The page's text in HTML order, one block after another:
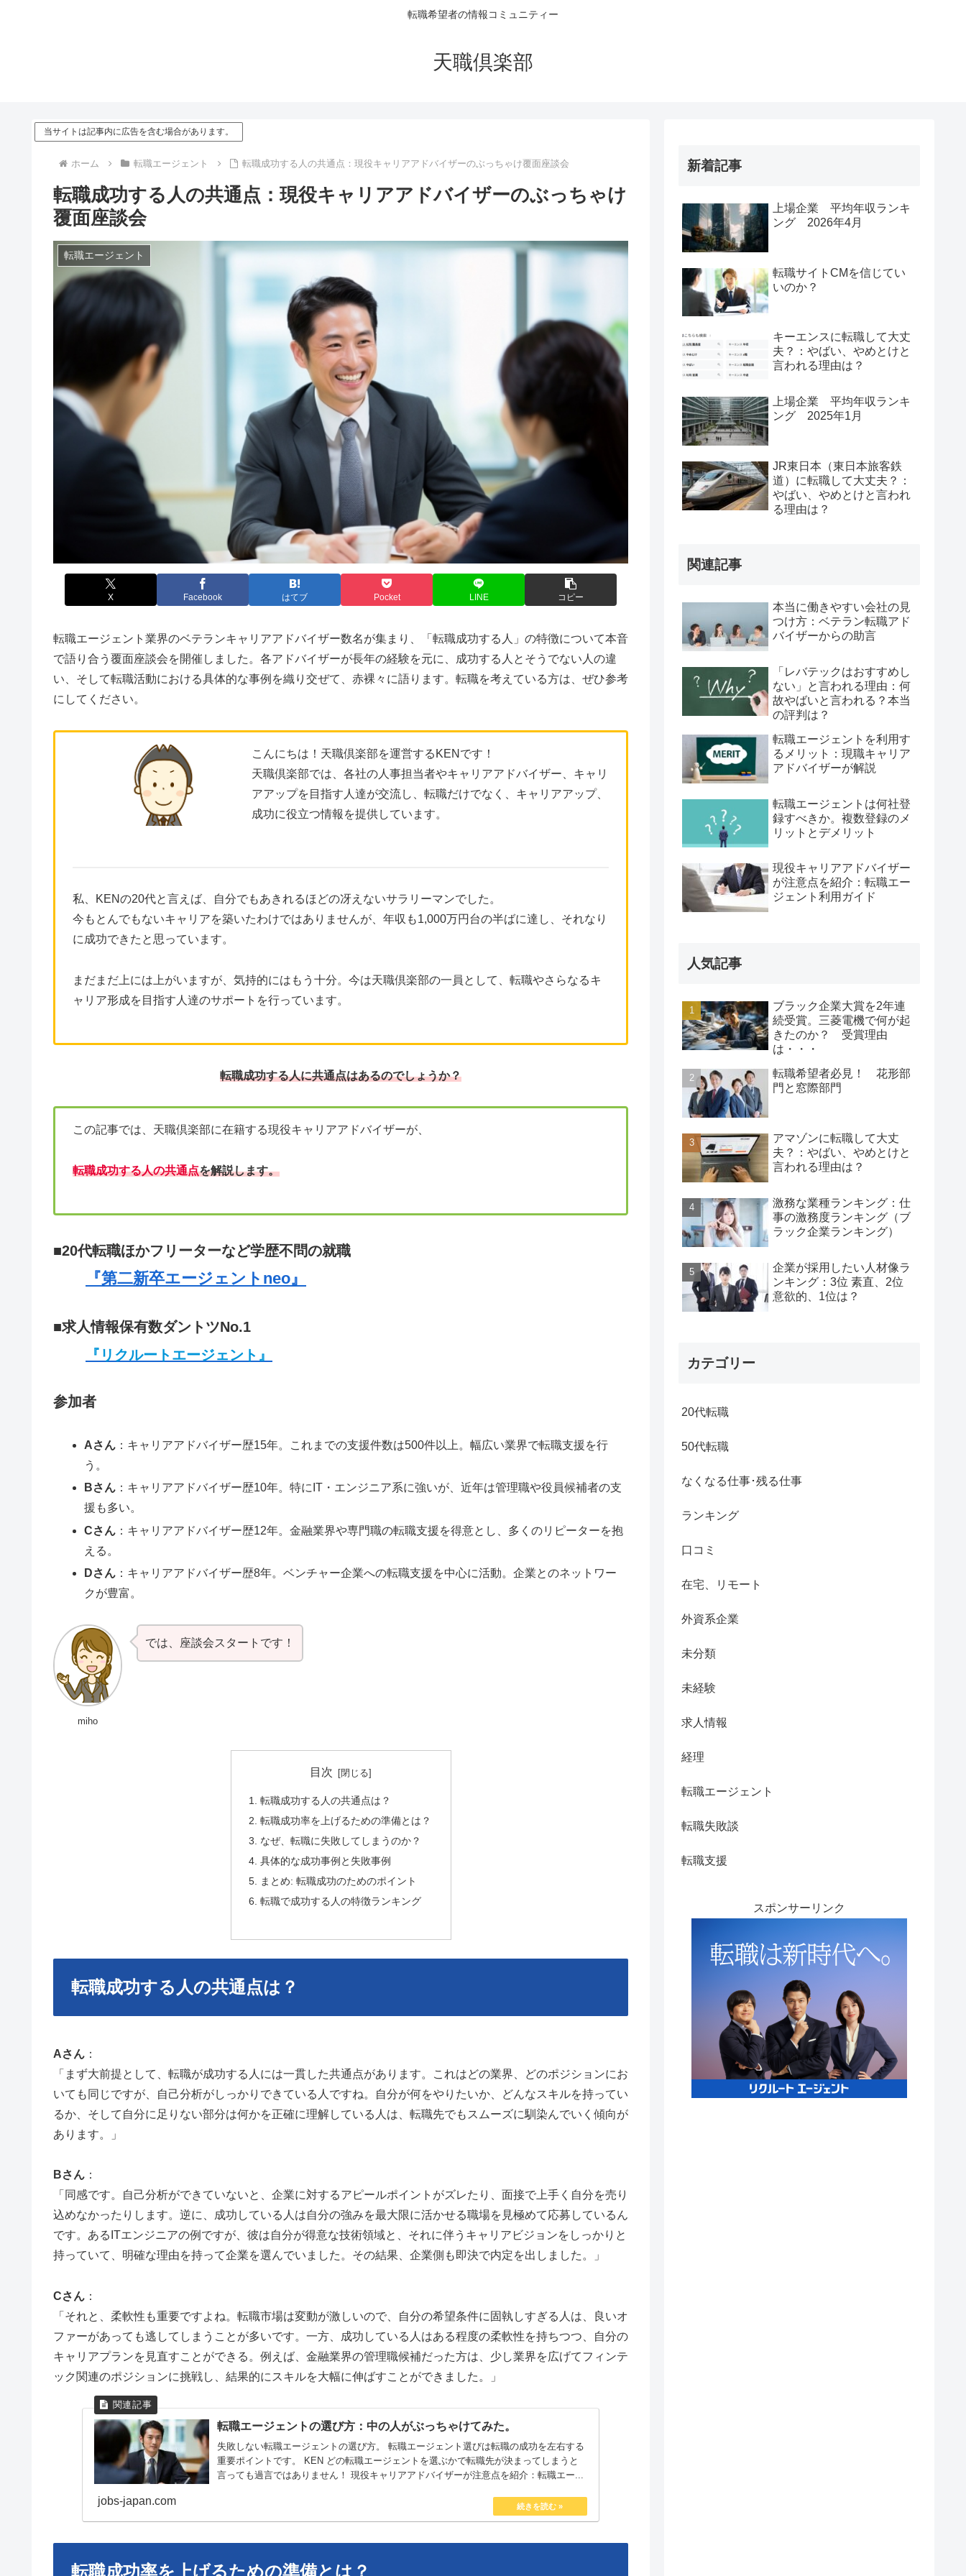
転職希望者の情報コミュニティー
天職倶楽部
当サイトは記事内に広告を含む場合があります。
ホーム 転職エージェント 転職成功する人の共通点：現役キャリアアドバイザーのぶっちゃけ覆面座談会
転職成功する人の共通点：現役キャリアアドバイザーのぶっちゃけ
覆面座談会
転職エージェント
X Facebook はてブ Pocket LINE コピー
転職エージェント業界のベテランキャリアアドバイザー数名が集まり、「転職成功する人」の特徴について本音
で語り合う覆面座談会を開催しました。各アドバイザーが長年の経験を元に、成功する人とそうでない人の違
い、そして転職活動における具体的な事例を織り交ぜて、赤裸々に語ります。転職を考えている方は、ぜひ参考
にしてください。
こんにちは！天職倶楽部を運営するKENです！
天職倶楽部では、各社の人事担当者やキャリアアドバイザー、キャリ
アアップを目指す人達が交流し、転職だけでなく、キャリアアップ、
成功に役立つ情報を提供しています。
私、KENの20代と言えば、自分でもあきれるほどの冴えないサラリーマンでした。
今もとんでもないキャリアを築いたわけではありませんが、年収も1,000万円台の半ばに達し、それなり
に成功できたと思っています。
まだまだ上には上がいますが、気持的にはもう十分。今は天職倶楽部の一員として、転職やさらなるキ
ャリア形成を目指す人達のサポートを行っています。
転職成功する人に共通点はあるのでしょうか？
この記事では、天職倶楽部に在籍する現役キャリアアドバイザーが、
転職成功する人の共通点を解説します。
■20代転職ほかフリーターなど学歴不問の就職
『第二新卒エージェントneo』
■求人情報保有数ダントツNo.1
『リクルートエージェント』
参加者
Aさん ：キャリアアドバイザー歴15年。これまでの支援件数は500件以上。幅広い業界で転職支援を行
う。
Bさん ：キャリアアドバイザー歴10年。特にIT・エンジニア系に強いが、近年は管理職や役員候補者の支
援も多い。
Cさん ：キャリアアドバイザー歴12年。金融業界や専門職の転職支援を得意とし、多くのリピーターを抱
える。
Dさん ：キャリアアドバイザー歴8年。ベンチャー企業への転職支援を中心に活動。企業とのネットワー
クが豊富。
miho
では、座談会スタートです！
目次
転職成功する人の共通点は？
転職成功率を上げるための準備とは？
なぜ、転職に失敗してしまうのか？
具体的な成功事例と失敗事例
まとめ: 転職成功のためのポイント
転職で成功する人の特徴ランキング
転職成功する人の共通点は？
Aさん ：
「まず大前提として、転職が成功する人には一貫した共通点があります。これはどの業界、どのポジションにお
いても同じですが、自己分析がしっかりできている人ですね。自分が何をやりたいか、どんなスキルを持ってい
るか、そして自分に足りない部分は何かを正確に理解している人は、転職先でもスムーズに馴染んでいく傾向が
あります。」
Bさん ：
「同感です。自己分析ができていないと、企業に対するアピールポイントがズレたり、面接で上手く自分を売り
込めなかったりします。逆に、成功している人は自分の強みを最大限に活かせる職場を見極めて応募しているん
です。あるITエンジニアの例ですが、彼は自分が得意な技術領域と、それに伴うキャリアビジョンをしっかりと
持っていて、明確な理由を持って企業を選んでいました。その結果、企業側も即決で内定を出しました。」
Cさん ：
「それと、柔軟性も重要ですよね。転職市場は変動が激しいので、自分の希望条件に固執しすぎる人は、良いオ
ファーがあっても逃してしまうことが多いです。一方、成功している人はある程度の柔軟性を持ちつつ、自分の
キャリアプランを見直すことができる。例えば、金融業界の管理職候補だった方は、少し業界を広げてフィンテ
ック関連のポジションに挑戦し、結果的にスキルを大幅に伸ばすことができました。」
転職エージェントの選び方：中の人がぶっちゃけてみた。
失敗しない転職エージェントの選び方。 転職エージェント選びは転職の成功を左右する
重要ポイントです。 KEN どの転職エージェントを選ぶかで転職先が決まってしまうと
言っても過言ではありません！ 現役キャリアアドバイザーが注意点を紹介：転職エー...
jobs-japan.com
転職成功率を上げるための準備とは？
新着記事
上場企業 平均年収ランキ
ング 2026年4月
転職サイトCMを信じてい
いのか？
キーエンスに転職して大丈
夫？：やばい、やめとけと
言われる理由は？
上場企業 平均年収ランキ
ング 2025年1月
JR東日本（東日本旅客鉄
道）に転職して大丈夫？：
やばい、やめとけと言われ
る理由は？
関連記事
本当に働きやすい会社の見
つけ方：ベテラン転職アド
バイザーからの助言
「レバテックはおすすめし
ない」と言われる理由：何
故やばいと言われる？本当
の評判は？
転職エージェントを利用す
るメリット：現職キャリア
アドバイザーが解説
転職エージェントは何社登
録すべきか。複数登録のメ
リットとデメリット
現役キャリアアドバイザー
が注意点を紹介：転職エー
ジェント利用ガイド
人気記事
ブラック企業大賞を2年連
続受賞。三菱電機で何が起
きたのか？ 受賞理由
は・・・
転職希望者必見！ 花形部
門と窓際部門
アマゾンに転職して大丈
夫？：やばい、やめとけと
言われる理由は？
激務な業種ランキング：仕
事の激務度ランキング（ブ
ラック企業ランキング）
企業が採用したい人材像ラ
ンキング：3位 素直、2位
意欲的、1位は？
カテゴリー
20代転職
50代転職
なくなる仕事･残る仕事
ランキング
口コミ
在宅、リモート
外資系企業
未分類
未経験
求人情報
経理
転職エージェント
転職失敗談
転職支援
スポンサーリンク